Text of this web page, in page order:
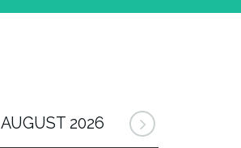
AUGUST 2026